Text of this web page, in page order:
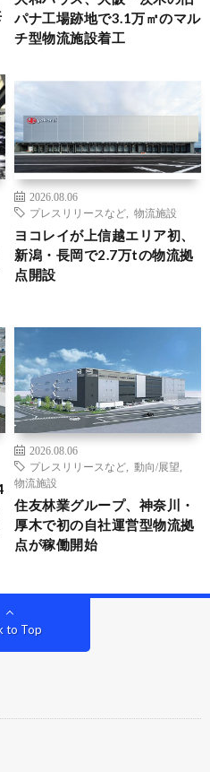
パナ工場跡地で3.1万㎡のマル
チ型物流施設着工
2026.08.06
プレスリリースなど
物流施設
ヨコレイが上信越エリア初、
新潟・長岡で2.7万tの物流拠
点開設
2026.08.06
プレスリリースなど
動向/展望
物流施設
住友林業グループ、神奈川・
厚木で初の自社運営型物流拠
点が稼働開始
to Top